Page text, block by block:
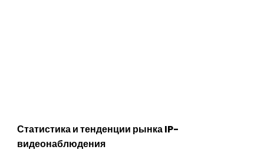
Статистика и тенденции рынка IP-
видеонаблюдения